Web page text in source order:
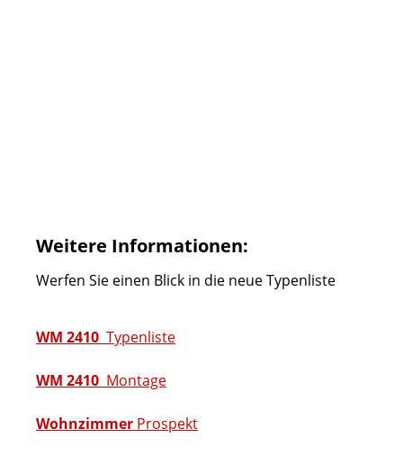
Weitere Informationen:
Werfen Sie einen Blick in die neue Typenliste
WM 2410 Typenliste
WM 2410 Montage
Wohnzimmer Prospekt